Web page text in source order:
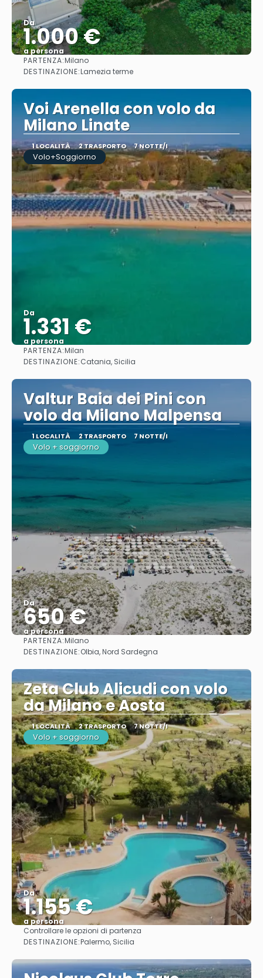
Da
1.000 €
a persona
PARTENZA:Milano
DESTINAZIONE:Lamezia terme
Voi Arenella con volo da
Milano Linate
1 LOCALITÀ 2 TRASPORTO 7 NOTTE/I
Volo+Soggiorno
Da
1.331 €
a persona
Vedere
PARTENZA:Milan
DESTINAZIONE:Catania, Sicilia
Valtur Baia dei Pini con
volo da Milano Malpensa
1 LOCALITÀ 2 TRASPORTO 7 NOTTE/I
Volo + soggiorno
Da
650 €
a persona
Vedere
PARTENZA:Milano
DESTINAZIONE:Olbia, Nord Sardegna
Zeta Club Alicudi con volo
da Milano e Aosta
1 LOCALITÀ 2 TRASPORTO 7 NOTTE/I
Volo + soggiorno
Da
1.155 €
a persona
Vedere
Controllare le opzioni di partenza
DESTINAZIONE:Palermo, Sicilia